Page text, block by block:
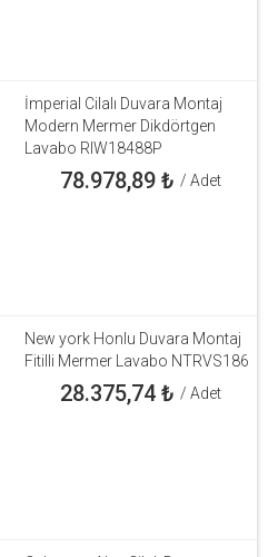
İmperial Cilalı Duvara Montaj
Modern Mermer Dikdörtgen
Lavabo RIW18488P
78.978,89 ₺ / Adet
New york Honlu Duvara Montaj
Fitilli Mermer Lavabo NTRVS186
28.375,74 ₺ / Adet